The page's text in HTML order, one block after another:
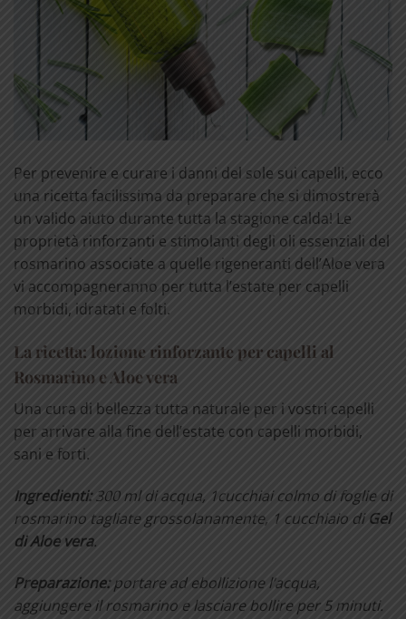
Per prevenire e curare i danni del sole sui capelli, ecco
una ricetta facilissima da preparare che si dimostrerà
un valido aiuto durante tutta la stagione calda! Le
proprietà rinforzanti e stimolanti degli oli essenziali del
rosmarino associate a quelle rigeneranti dell’Aloe vera
vi accompagneranno per tutta l’estate per capelli
morbidi, idratati e folti.
La ricetta: lozione rinforzante per capelli al
Rosmarino e Aloe vera
Una cura di bellezza tutta naturale per i vostri capelli
per arrivare alla fine dell’estate con capelli morbidi,
sani e forti.
Ingredienti:300 ml di acqua, 1cucchiai colmo di foglie di
rosmarino tagliate grossolanamente, 1 cucchiaio diGel
di Aloe vera.
Preparazione:portare ad ebollizione l’acqua,
aggiungere il rosmarino e lasciare bollire per 5 minuti.